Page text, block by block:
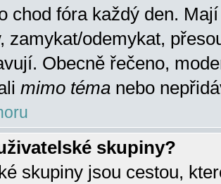
chod fóra každý den.
zamykat/odemykat,
Obecně řečeno,
mimo téma nebo
skupiny?
skupiny jsou cestou,